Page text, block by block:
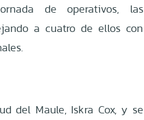
de operativos, las
a cuatro de ellos con
del Maule, Iskra Cox, y se